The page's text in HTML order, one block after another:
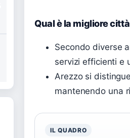
Qual è la migliore
Secondo diverse
servizi efficienti e
Arezzo si
mantenendo una
IL QUADRO